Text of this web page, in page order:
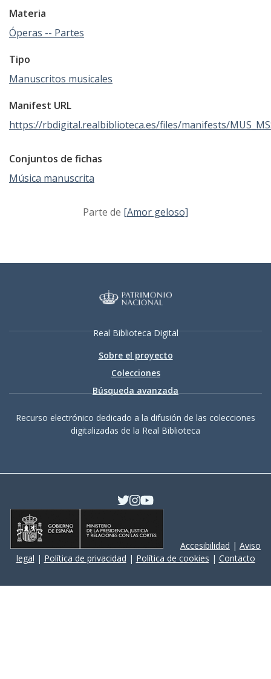
Materia
Óperas -- Partes
Tipo
Manuscritos musicales
Manifest URL
https://rbdigital.realbiblioteca.es/files/manifests/
Conjuntos de fichas
Música manuscrita
Parte de [Amor geloso]
Real Biblioteca Digital
Sobre el proyecto
Colecciones
Búsqueda avanzada
Recurso electrónico dedicado a la difusión de las colecciones
digitalizadas de la Real Biblioteca
Accesibilidad | Aviso
legal | Política de privacidad | Política de cookies | Contacto